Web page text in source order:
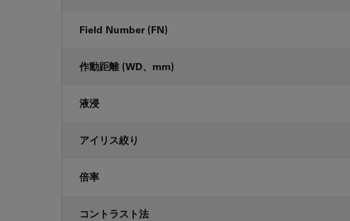
Field Number (FN)
作動距離 (WD、mm)
液浸
アイリス絞り
倍率
コントラスト法